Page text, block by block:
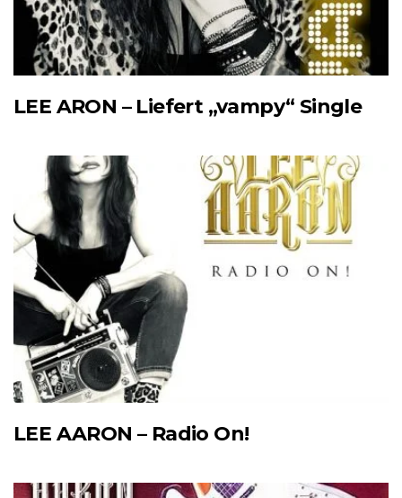
LEE ARON – Liefert „vampy“ Single
LEE AARON – Radio On!